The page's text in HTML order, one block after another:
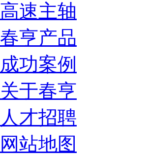
高速主轴
春亨产品
成功案例
关于春亨
人才招聘
网站地图